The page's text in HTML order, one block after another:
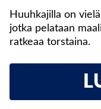
Huuhkajilla on
jotka pelataan
ratkeaa torstaina.